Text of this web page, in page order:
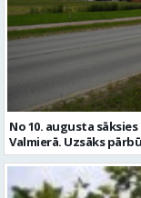
No 10. augusta
Valmierā. Uzsāks